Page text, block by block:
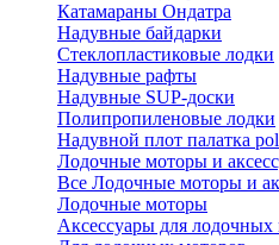
Катамараны Ондатра
Надувные байдарки
Стеклопластиковые лодки
Надувные рафты
Надувные SUP-доски
Полипропиленовые лодки
Надувной плот палатка
Лодочные моторы и
Все Лодочные моторы и
Лодочные моторы
Аксессуары для лодочных